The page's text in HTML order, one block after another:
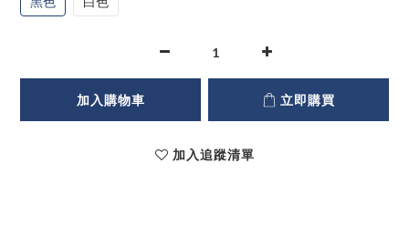
加入購物車 立即購買
加入追蹤清單